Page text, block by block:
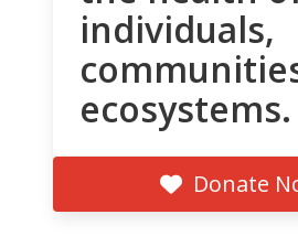
individuals,
ecosystems.
Donate